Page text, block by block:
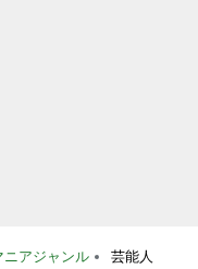
ニアジャンル 芸能人